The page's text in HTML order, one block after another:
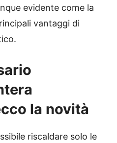
evidente come la
vantaggi di
la novità
riscaldare solo le